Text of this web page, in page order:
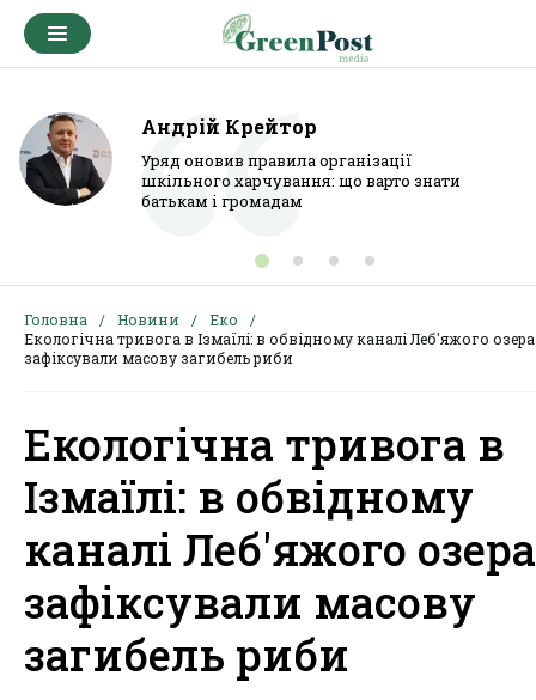
Андрій Крейтор
Уряд оновив правила організації
шкільного харчування: що варто знати
батькам і громадам
Головна Новини
Еко
Екологічна тривога в Ізмаїлі: в обвідному каналі Леб'яжого озера
зафіксували масову загибель риби
Екологічна тривога в
Ізмаїлі: в обвідному
каналі Леб'яжого озера
зафіксували масову
загибель риби